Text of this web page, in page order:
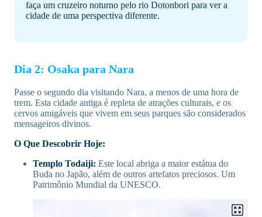
faça um cruzeiro noturno pelo rio Dotonbori para ver a
cidade de uma perspectiva diferente.
Dia 2: Osaka para Nara
Passe o segundo dia visitando Nara, a menos de uma hora de
trem. Esta cidade antiga é repleta de atrações culturais, e os
cervos amigáveis que vivem em seus parques são considerados
mensageiros divinos.
O Que Descobrir Hoje:
Templo Todaiji: Este local abriga a maior estátua do
Buda no Japão, além de outros artefatos preciosos. Um
Patrimônio Mundial da UNESCO.